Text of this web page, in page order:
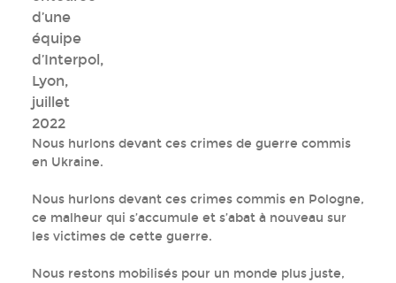
d’une
équipe
d’Interpol,
Lyon,
juillet
2022
Nous hurlons devant ces crimes de guerre commis
en Ukraine.
Nous hurlons devant ces crimes commis en Pologne,
ce malheur qui s’accumule et s’abat à nouveau sur
les victimes de cette guerre.
Nous restons mobilisés pour un monde plus juste,